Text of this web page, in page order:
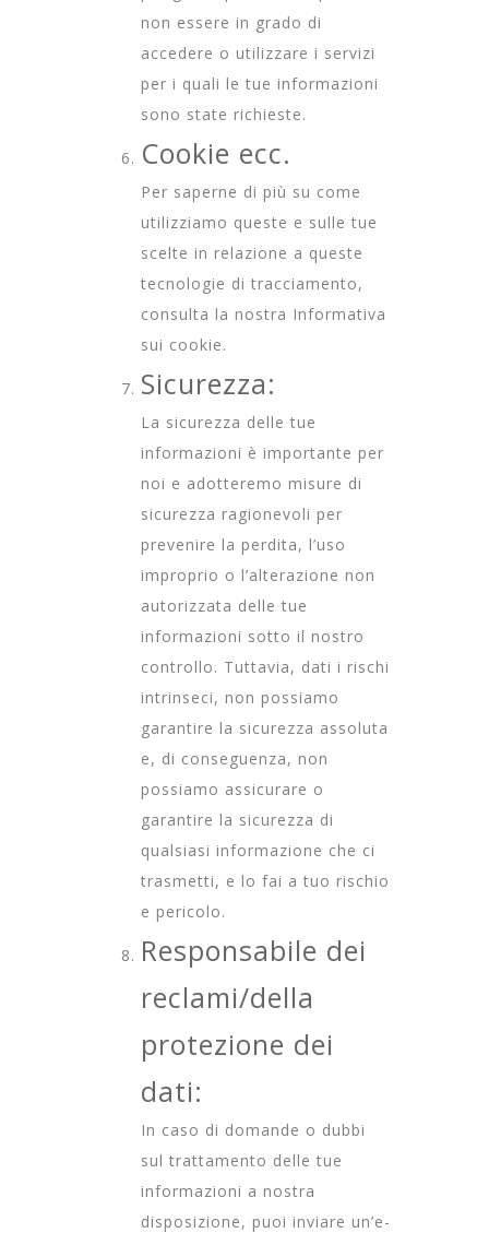
non essere in grado di
accedere o utilizzare i servizi
per i quali le tue informazioni
sono state richieste.
Cookie ecc.
Per saperne di più su come
utilizziamo queste e sulle tue
scelte in relazione a queste
tecnologie di tracciamento,
consulta la nostra Informativa
sui cookie.
Sicurezza:
La sicurezza delle tue
informazioni è importante per
noi e adotteremo misure di
sicurezza ragionevoli per
prevenire la perdita, l’uso
improprio o l’alterazione non
autorizzata delle tue
informazioni sotto il nostro
controllo. Tuttavia, dati i rischi
intrinseci, non possiamo
garantire la sicurezza assoluta
e, di conseguenza, non
possiamo assicurare o
garantire la sicurezza di
qualsiasi informazione che ci
trasmetti, e lo fai a tuo rischio
e pericolo.
Responsabile dei
reclami/della
protezione dei
dati:
In caso di domande o dubbi
sul trattamento delle tue
informazioni a nostra
disposizione, puoi inviare un’e-